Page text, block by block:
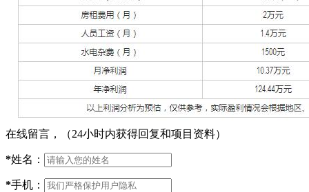
在线留言，（24小时内获得回复和项目资料）
*姓名：
*手机：